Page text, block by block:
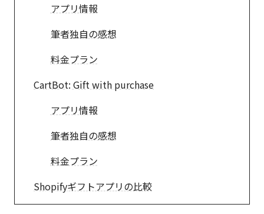
アプリ情報
筆者独自の感想
料金プラン
CartBot: Gift with purchase
アプリ情報
筆者独自の感想
料金プラン
Shopifyギフトアプリの比較